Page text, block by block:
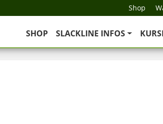
Shop
SHOP SLACKLINE INFOS